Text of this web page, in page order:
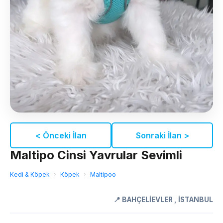
< Önceki İlan Sonraki İlan >
Maltipo Cinsi Yavrular Sevimli
Kedi & Köpek › Köpek › Maltipoo
📍 BAHÇELİEVLER İSTANBUL